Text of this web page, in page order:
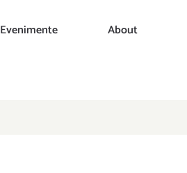
Evenimente About